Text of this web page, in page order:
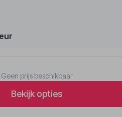
Geen prijs beschikbaar
Bekijk opties